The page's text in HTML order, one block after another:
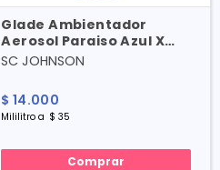
Glade Ambientador
Aerosol Paraiso Azul X
400 Ml
SC JOHNSON
$ 14.000
Mililitro a $ 35
Comprar